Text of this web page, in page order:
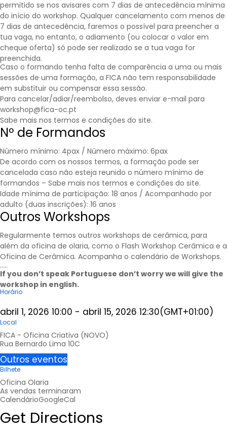
permitido se nos avisares com 7 dias de antecedência mínima
do início do workshop. Qualquer cancelamento com menos de
7 dias de antecedência, faremos o possível para preencher a
tua vaga, no entanto, o adiamento (ou colocar o valor em
cheque oferta) só pode ser realizado se a tua vaga for
preenchida.
Caso o formando tenha falta de comparência a uma ou mais
sessões de uma formação, a FICA não tem responsabilidade
em substituir ou compensar essa sessão.
Para cancelar/adiar/reembolso, deves enviar e-mail para
workshop@fica-oc.pt
Sabe mais nos termos e condições do site.
Nº de Formandos
Número mínimo: 4pax / Número máximo: 6pax
De acordo com os nossos termos, a formação pode ser
cancelada caso não esteja reunido o número mínimo de
formandos – Sabe mais nos termos e condições do site.
Idade mínima de participação: 18 anos / Acompanhado por
adulto (duas inscrições): 16 anos
Outros Workshops
Regularmente temos outros workshops de cerâmica, para
além da oficina de olaria, como o Flash Workshop Cerâmica e a
Oficina de Cerâmica. Acompanha o calendário de Workshops.
…..
If you don’t speak Portuguese don’t worry we will give the
workshop in english.
Horário
abril 1, 2026 10:00 - abril 15, 2026 12:30(GMT+01:00)
Local
FICA - Oficina Criativa (NOVO)
Rua Bernardo Lima 10C
Outros eventos
Bilhete
Oficina Olaria
As vendas terminaram
CalendárioGoogleCal
Get Directions